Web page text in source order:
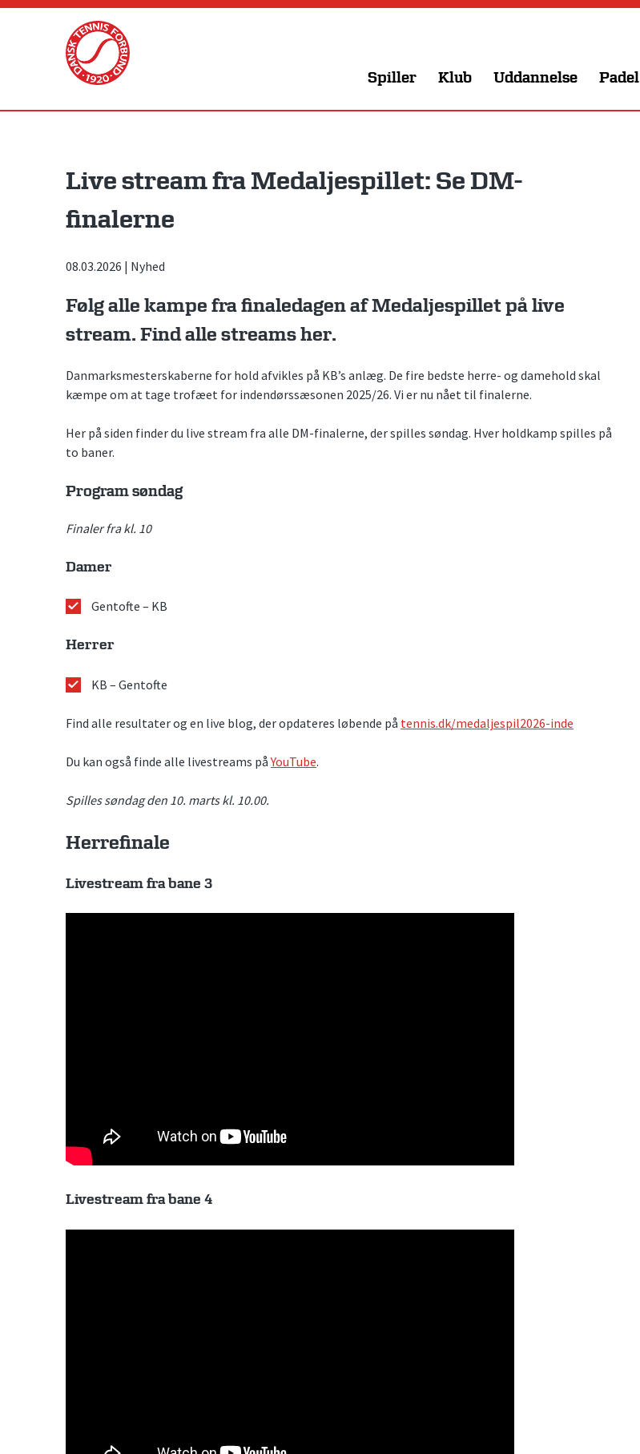
Skip
Spiller Klub Uddannelse Padel
Live stream fra Medaljespillet: Se DM-
finalerne
08.03.2026 | Nyhed
Følg alle kampe fra finaledagen af Medaljespillet på live
stream. Find alle streams her.
Danmarksmesterskaberne for hold afvikles på KB’s anlæg. De fire bedste herre- og damehold skal
kæmpe om at tage trofæet for indendørssæsonen 2025/26. Vi er nu nået til finalerne.
Her på siden finder du live stream fra alle DM-finalerne, der spilles søndag. Hver holdkamp spilles på
to baner.
Program søndag
Finaler fra kl. 10
Damer
Gentofte – KB
Herrer
KB – Gentofte
Find alle resultater og en live blog, der opdateres løbende på tennis.dk/medaljespil2026-inde
Du kan også finde alle livestreams påYouTube.
Spilles søndag den 10. marts kl. 10.00.
Herrefinale
Livestream fra bane 3
Livestream fra bane 4